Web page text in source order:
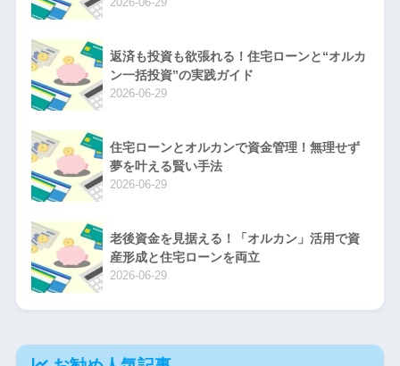
返済も投資も欲張れる！住宅ローンと“オルカ
ン一括投資”の実践ガイド
2026-06-29
住宅ローンとオルカンで資金管理！無理せず
夢を叶える賢い手法
2026-06-29
老後資金を見据える！「オルカン」活用で資
産形成と住宅ローンを両立
2026-06-29